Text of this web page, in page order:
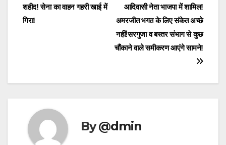
navigation
आदिवासी नेता भाजपा में शामिल!
अमरजीत भगत के लिए संकेत अच्छे
नहीं!सरगुजा व बस्तर संभाग से कुछ
चौंकाने वाले समीकरण आएंगे सामने!
शहीद! सेना का वाहन गहरी खाई में
गिरा!
By@dmin